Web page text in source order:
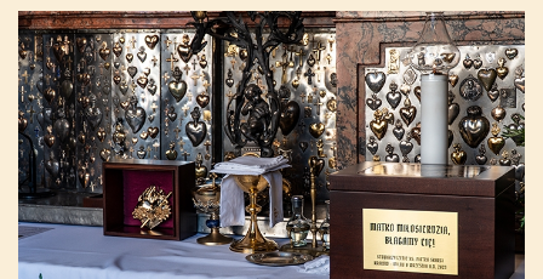
nadziei w XXI wieku